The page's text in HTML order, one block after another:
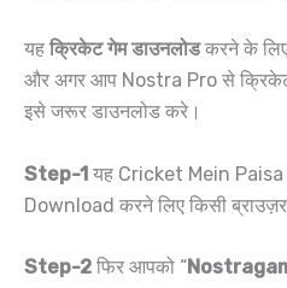
यह क्रिकेट गेम डाउनलोडकरने के
और अगर आप Nostra Pro से
इसे जरूर डाउनलोड करे।
Step-1 यह Cricket Mein
Download करने लिए किसी
Step-2 फिर आपको “